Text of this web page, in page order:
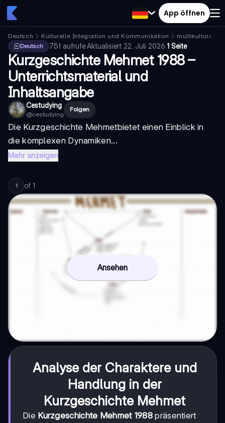
App öffnen
Deutsch Kulturelle Integration und Kommunikation
Deutsch
751 aufrufe·Aktualisiert 22. Juli 2026·1 Seite
Kurzgeschichte Mehmet 1988 –
Unterrichtsmaterial und
Inhaltsangabe
Cestudying
@cestudying
Folgen
Die Kurzgeschichte Mehmetbietet einen Einblick in
die komplexen Dynamiken...
Mehr anzeigen
1 of 1
Ansehen
Analyse der Charaktere und
Handlung in der
Kurzgeschichte Mehmet
Die Kurzgeschichte Mehmet 1988 präsentiert